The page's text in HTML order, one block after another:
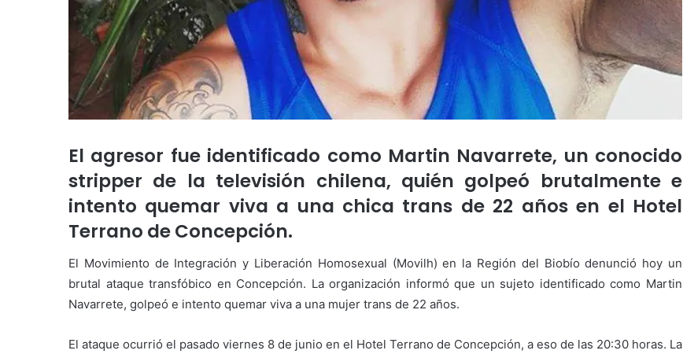
El agresor fue identificado como Martin Navarrete, un conocido
stripper de la televisión chilena, quién golpeó brutalmente e
intento quemar viva a una chica trans de 22 años en el Hotel
Terrano de Concepción.
El Movimiento de Integración y Liberación Homosexual (Movilh) en la Región del Biobío denunció hoy un
brutal ataque transfóbico en Concepción. La organización informó que un sujeto identificado como Martin
Navarrete, golpeó e intento quemar viva a una mujer trans de 22 años.
El ataque ocurrió el pasado viernes 8 de junio en el Hotel Terrano de Concepción, a eso de las 20:30 horas. La